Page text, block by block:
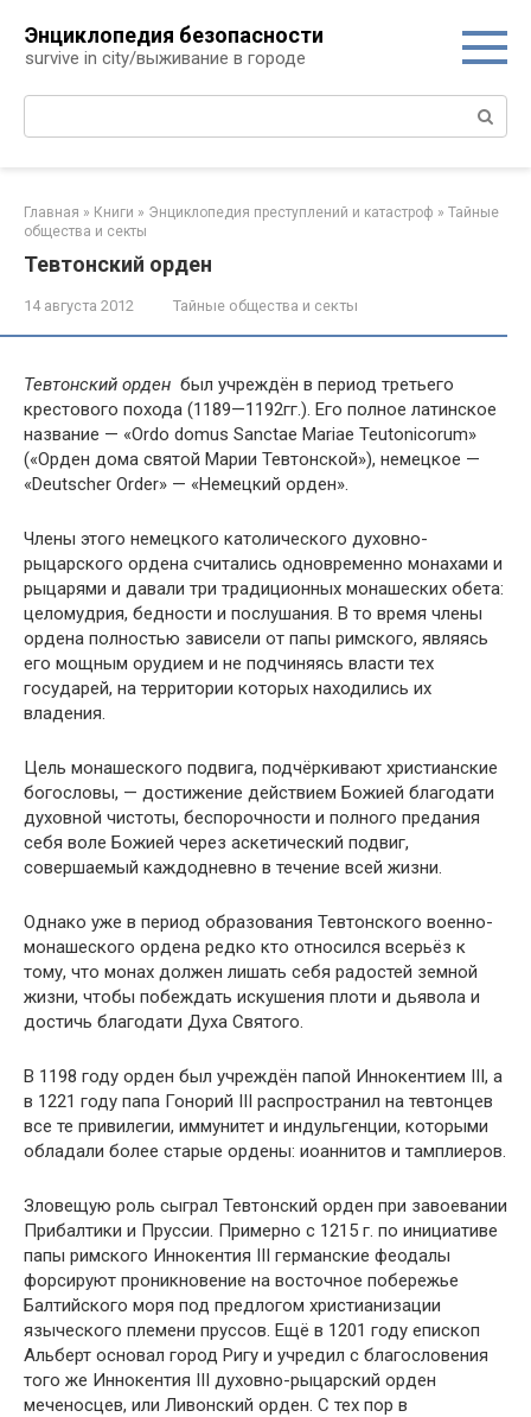
контенту
Энциклопедия безопасности
survive in city/выживание в городе
Поиск:
Главная » Книги » Энциклопедия преступлений и катастроф » Тайные
общества и секты
Тевтонский орден
14 августа 2012 Тайные общества и секты
Тевтонский орден был учреждён в период третьего
крестового похода (1189—1192гг.). Его полное латинское
название — «Ordo domus Sanctae Mariae Teutonicorum»
(«Орден дома святой Марии Тевтонской»), немецкое —
«Deutscher Order» — «Немецкий орден».
Члены этого немецкого католического духовно-
рыцарского ордена считались одновременно монахами и
рыцарями и давали три традиционных монашеских обета:
целомудрия, бедности и послушания. В то время члены
ордена полностью зависели от папы римского, являясь
его мощным орудием и не подчиняясь власти тех
государей, на территории которых находились их
владения.
Цель монашеского подвига, подчёркивают христианские
богословы, — достижение действием Божией благодати
духовной чистоты, беспорочности и полного предания
себя воле Божией через аскетический подвиг,
совершаемый каждодневно в течение всей жизни.
Однако уже в период образования Тевтонского военно-
монашеского ордена редко кто относился всерьёз к
тому, что монах должен лишать себя радостей земной
жизни, чтобы побеждать искушения плоти и дьявола и
достичь благодати Духа Святого.
В 1198 году орден был учреждён папой Иннокентием III, а
в 1221 году папа Гонорий III распространил на тевтонцев
все те привилегии, иммунитет и индульгенции, которыми
обладали более старые ордены: иоаннитов и тамплиеров.
Зловещую роль сыграл Тевтонский орден при завоевании
Прибалтики и Пруссии. Примерно с 1215 г. по инициативе
папы римского Иннокентия III германские феодалы
форсируют проникновение на восточное побережье
Балтийского моря под предлогом христианизации
языческого племени пруссов. Ещё в 1201 году епископ
Альберт основал город Ригу и учредил с благословения
того же Иннокентия III духовно-рыцарский орден
меченосцев, или Ливонский орден. С тех пор в